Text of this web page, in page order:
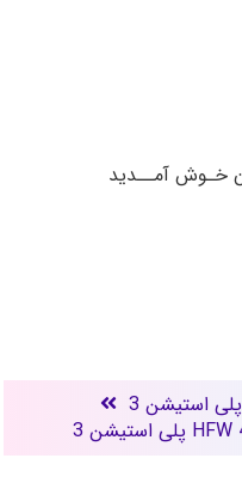
پلی استیشن 3